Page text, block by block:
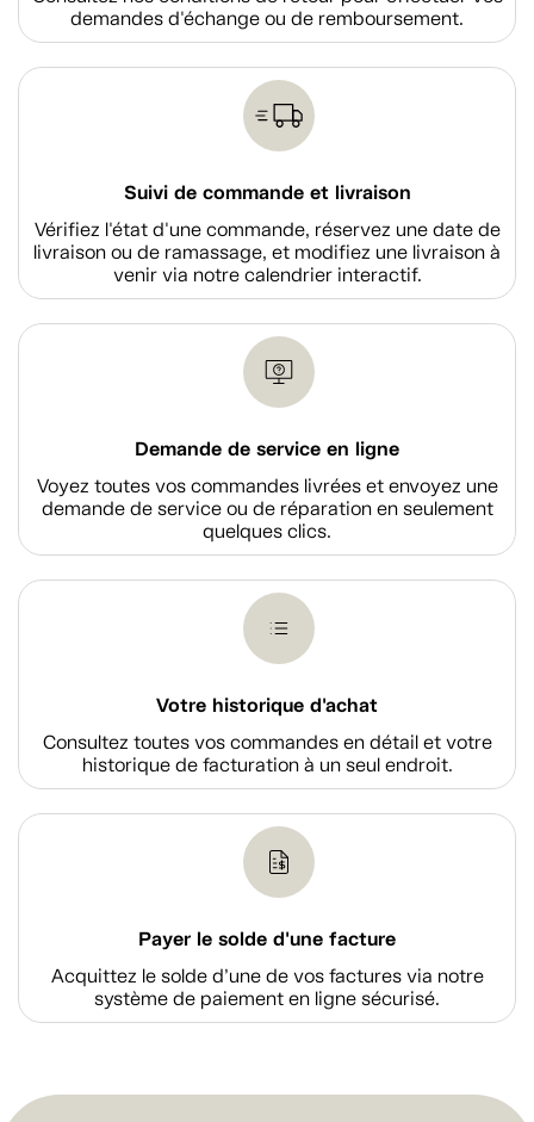
demandes d'échange ou de remboursement.
Suivi de commande et livraison
Vérifiez l'état d'une commande, réservez une date de
livraison ou de ramassage, et modifiez une livraison à
venir via notre calendrier interactif.
Demande de service en ligne
Voyez toutes vos commandes livrées et envoyez une
demande de service ou de réparation en seulement
quelques clics.
Votre historique d'achat
Consultez toutes vos commandes en détail et votre
historique de facturation à un seul endroit.
Payer le solde d'une facture
Acquittez le solde d’une de vos factures via notre
système de paiement en ligne sécurisé.